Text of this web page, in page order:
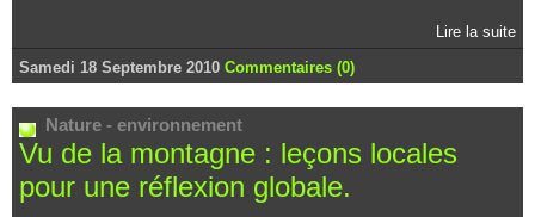
Lire la suite
Samedi 18 Septembre 2010 Commentaires (0)
Nature - environnement
Vu de la montagne : leçons locales
pour une réflexion globale.